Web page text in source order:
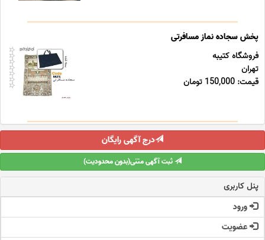
پخش سجاده نماز مسافرتی
فروشگاه کتیبه
تهران
قیمت: 150,000 تومان
درج آگهی رایگان
ثبت آگهی متنی(بدون محدودیت)
پنل کاربری
ورود
عضویت